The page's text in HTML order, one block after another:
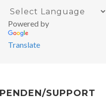
Powered by
Translate
SUPPORT